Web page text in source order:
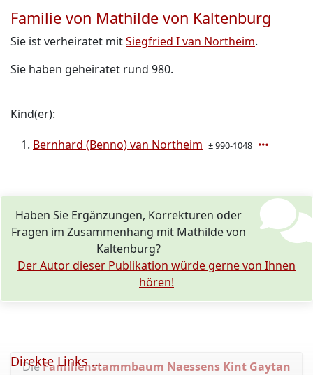
Familie von Mathilde von Kaltenburg
Sie ist verheiratet mitSiegfried I van Northeim.
Sie haben geheiratet rund 980.
Kind(er):
Bernhard (Benno) van Northeim ± 990-1048
Haben Sie Ergänzungen, Korrekturen oder
Fragen im Zusammenhang mit Mathilde von
Kaltenburg?
Der Autor dieser Publikation würde gerne von Ihnen
hören!
DieFamilienstammbaum Naessens Kint Gaytan
Direkte Links ...